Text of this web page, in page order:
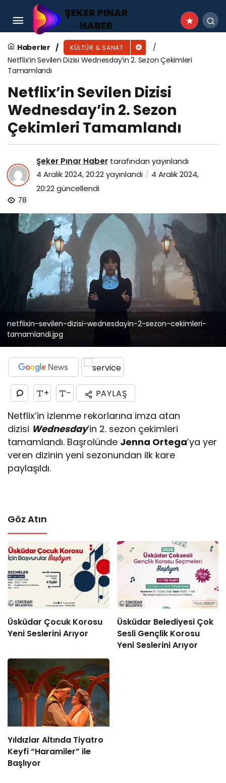
Haberler KÜLTÜR & SANAT
Netflix’in Sevilen Dizisi Wednesday’in 2. Sezon Çekimleri
Tamamlandı
Netflix’in Sevilen Dizisi
Wednesday’in 2. Sezon
Çekimleri Tamamlandı
Şeker Pınar Haber tarafından yayınlandı
4 Aralık 2024, 20:22yayınlandı
4 Aralık 2024,
20:22güncellendi
78
netflixin-sevilen-dizisi-wednesdayin-2-sezon-cekimleri-
tamamlandi.jpg
+ - PAYLAŞ
Netflix’in izlenme rekorlarına imza atan
dizisi Wednesday’in 2. sezon çekimleri
tamamlandı. Başrolünde Jenna Ortega’ya yer
veren dizinin yeni sezonundan ilk kare
paylaşıldı.
Göz Atın
Üsküdar Çocuk Korosu
Yeni Seslerini Arıyor
Üsküdar Belediyesi Çok
Sesli Gençlik Korosu
Yeni Seslerini Arıyor
Yıldızlar Altında Tiyatro
Keyfi “Haramiler” ile
Başlıyor
Spotify 2024 Yılın Özeti’ni duyurdu: İşte Yılın En
Çok Dinlenenleri ve Kişiselleştirilmiş Kullanıcı
Deneyimi